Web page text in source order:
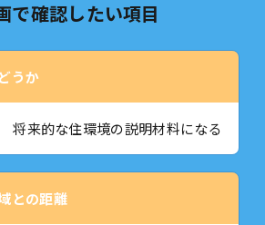
で確認したい項目
うか
将来的な住環境の説明材料になる
との距離